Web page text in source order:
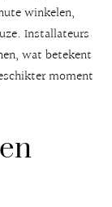
winkelen,
Installateurs
wat betekent
moment